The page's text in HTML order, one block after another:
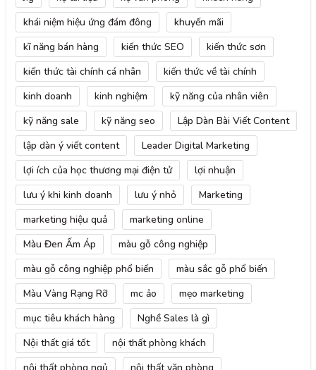
khái niệm hiệu ứng đám đông
khuyến mãi
kĩ năng bán hàng
kiến thức SEO
kiến thức sơn
kiến thức tài chính cá nhân
kiến thức về tài chính
kinh doanh
kinh nghiệm
kỹ năng của nhân viên
kỹ năng sale
kỹ năng seo
Lập Dàn Bài Viết Content
lập dàn ý viết content
Leader Digital Marketing
lợi ích của học thương mại điện tử
lợi nhuận
lưu ý khi kinh doanh
lưu ý nhỏ
Marketing
marketing hiệu quả
marketing online
Màu Đen Ấm Áp
màu gỗ công nghiệp
màu gỗ công nghiệp phổ biến
màu sắc gỗ phổ biến
Màu Vàng Rạng Rỡ
mc ảo
mẹo marketing
mục tiêu khách hàng
Nghề Sales là gì
Nội thất giá tốt
nội thất phòng khách